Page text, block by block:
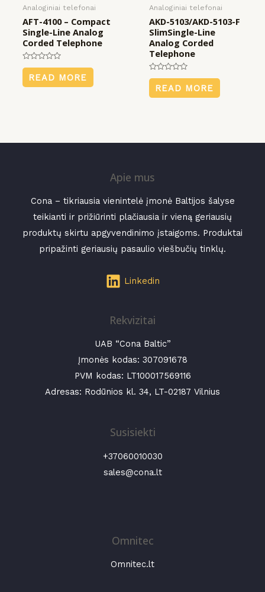
Analoginiai telefonai
AFT-4100 – Compact
Single-Line Analog
Corded Telephone
Rated
out
of
READ MORE
Analoginiai telefonai
AKD-5103/AKD-5103-F
SlimSingle-Line
Analog Corded
Telephone
Rated
out
of
READ MORE
Apie mus
Cona – tikriausia vienintelė įmonė Baltijos šalyse
teikianti ir prižiūrinti plačiausia ir vieną geriausių
produktų skirtu apgyvendinimo įstaigoms. Produktai
pripažinti geriausių pasaulio viešbučių tinklų.
Linkedin
Rekvizitai
UAB “Cona Baltic”
Įmonės kodas: 307091678
PVM kodas: LT100017569116
Adresas: Rodūnios kl. 34, LT-02187 Vilnius
Susisiekti
+37060010030
sales@cona.lt
Omnitec
Omnitec.lt